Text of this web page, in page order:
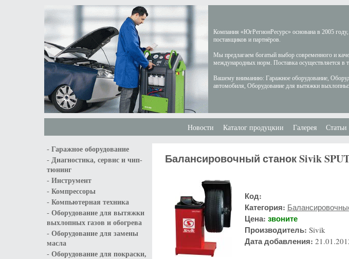
Компания «ЮгРегионРесурс» основана в 2005
поставщиков и партнёров.
Мы предлагаем богатый выбор современного и
международных норм. Поставка осуществляется в
Вашему вниманию: Гаражное оборудование,
автомобиля, Оборудование для вытяжки
Новости Каталог продуцкии Галерея Статьи
- Гаражное оборудование
- Диагностика, сервис и чип-
тюнинг
- Инструмент
- Компрессоры
- Компьютерная техника
- Оборудование для вытяжки
выхлопных газов и обогрева
- Оборудование для замены
масла
- Оборудование для покраски,
Балансировочный станок Sivik
Код:
Категория:
Цена: звоните
Производитель: Sivik
Дата добавления: